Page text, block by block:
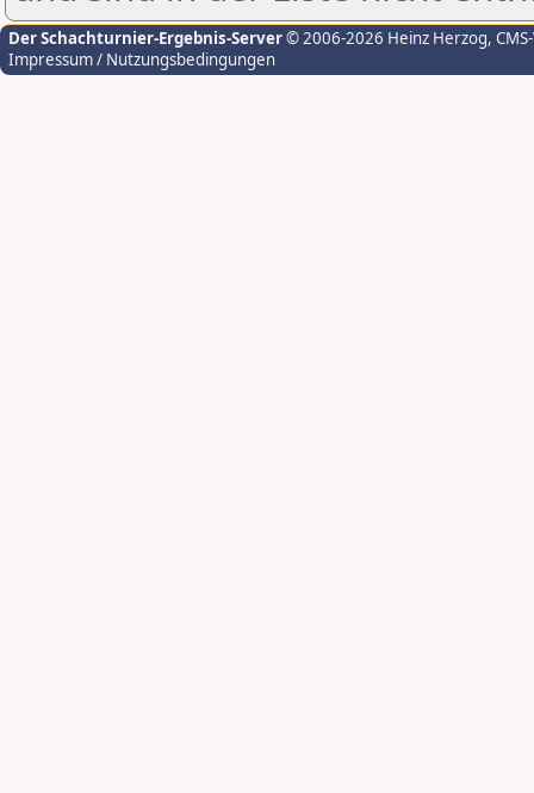
Der Schachturnier-Ergebnis-Server© 2006-2026 Heinz Herzog,
Impressum / Nutzungsbedingungen